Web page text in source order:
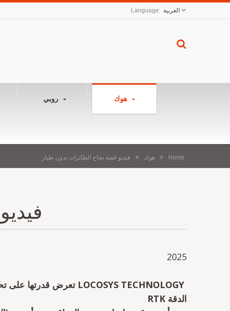
العربية
روبي هوك
Home هوك فيديو قصة نجاح الطائرات بدون طيار
2025
الدقة RTK